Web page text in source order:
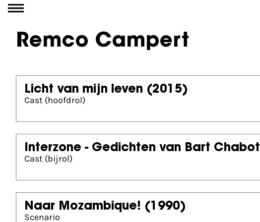
Ga naar inhoud
Remco Campert
Licht van mijn leven (2015)
Cast (hoofdrol)
Interzone - Gedichten van Bart Chabot
Cast (bijrol)
Naar Mozambique! (1990)
Scenario